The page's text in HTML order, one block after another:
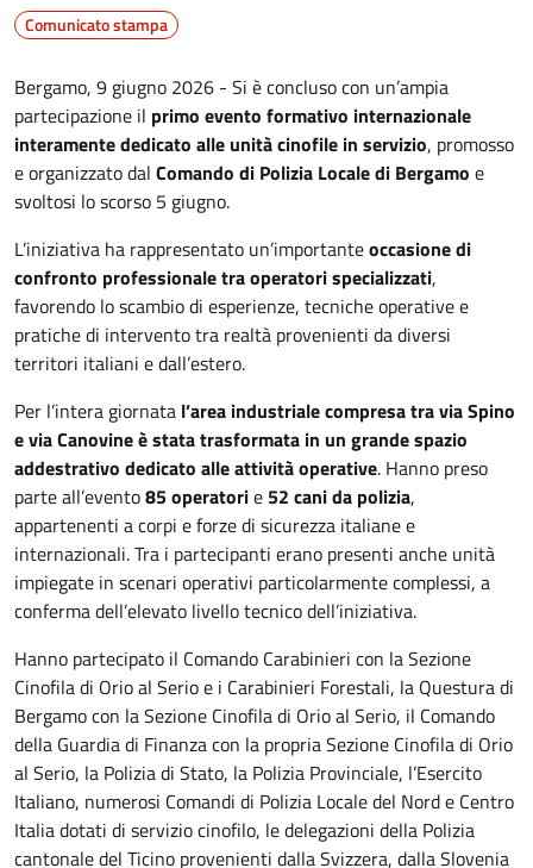
Comunicato stampa
Bergamo, 9 giugno 2026 - Si è concluso con un’ampia
partecipazione il primo evento formativo internazionale
interamente dedicato alle unità cinofile in servizio, promosso
e organizzato dal Comando di Polizia Locale di Bergamo e
svoltosi lo scorso 5 giugno.
L’iniziativa ha rappresentato un’importanteoccasione di
confronto professionale tra operatori specializzati,
favorendo lo scambio di esperienze, tecniche operative e
pratiche di intervento tra realtà provenienti da diversi
territori italiani e dall’estero.
Per l’intera giornata l’area industriale compresa tra via Spino
e via Canovine è stata trasformata in un grande spazio
addestrativo dedicato alle attività operative. Hanno preso
parte all’evento85 operatorie 52 cani da polizia,
appartenenti a corpi e forze di sicurezza italiane e
internazionali. Tra i partecipanti erano presenti anche unità
impiegate in scenari operativi particolarmente complessi, a
conferma dell’elevato livello tecnico dell’iniziativa.
Hanno partecipato il Comando Carabinieri con la Sezione
Cinofila di Orio al Serio e i Carabinieri Forestali, la Questura di
Bergamo con la Sezione Cinofila di Orio al Serio, il Comando
della Guardia di Finanza con la propria Sezione Cinofila di Orio
al Serio, la Polizia di Stato, la Polizia Provinciale, l’Esercito
Italiano, numerosi Comandi di Polizia Locale del Nord e Centro
Italia dotati di servizio cinofilo, le delegazioni della Polizia
cantonale del Ticino provenienti dalla Svizzera, dalla Slovenia